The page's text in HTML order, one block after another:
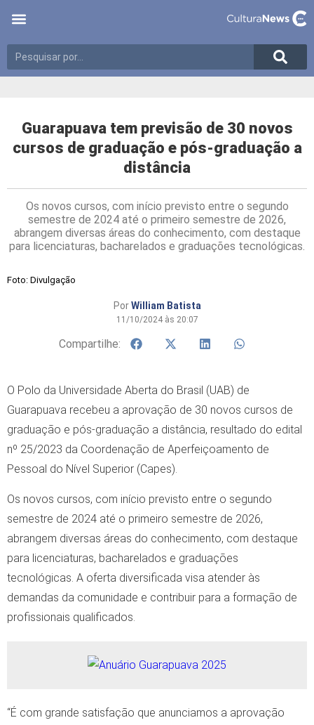
Guarapuava tem previsão de 30 novos
cursos de graduação e pós-graduação a
distância
Os novos cursos, com início previsto entre o segundo
semestre de 2024 até o primeiro semestre de 2026,
abrangem diversas áreas do conhecimento, com destaque
para licenciaturas, bacharelados e graduações tecnológicas.
Foto: Divulgação
PorWilliam Batista
11/10/2024 às 20:07
Compartilhe:
O Polo da Universidade Aberta do Brasil (UAB) de
Guarapuava recebeu a aprovação de 30 novos cursos de
graduação e pós-graduação a distância, resultado do edital
nº 25/2023 da Coordenação de Aperfeiçoamento de
Pessoal do Nível Superior (Capes).
Os novos cursos, com início previsto entre o segundo
semestre de 2024 até o primeiro semestre de 2026,
abrangem diversas áreas do conhecimento, com destaque
para licenciaturas, bacharelados e graduações
tecnológicas. A oferta diversificada visa atender às
demandas da comunidade e contribuir para a formação de
profissionais qualificados.
“É com grande satisfação que anunciamos a aprovação